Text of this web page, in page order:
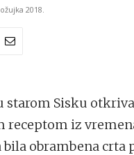
2018.
starom Sisku
iz
obrambena crta